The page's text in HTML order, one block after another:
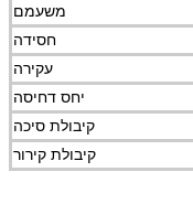
משעמם
חסידה
עקירה
יחס דחיסה
קיבולת סיכה
קיבולת קירור